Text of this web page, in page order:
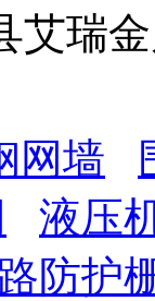
艾瑞
网墙
液压
防护